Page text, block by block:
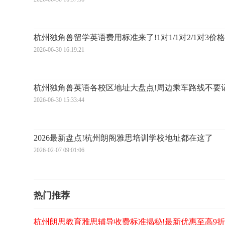
杭州独角兽留学英语费用标准来了!1对1/1对2/1对3价格
2026-06-30 16:19:21
杭州独角兽英语各校区地址大盘点!周边乘车路线不要
2026-06-30 15:33:44
2026最新盘点!杭州朗阁雅思培训学校地址都在这了
2026-02-07 09:01:06
热门推荐
杭州朗思教育雅思辅导收费标准揭秘!最新优惠至高9